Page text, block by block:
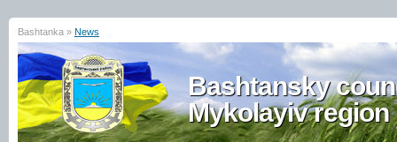
Bashtanka » News
Bashtansky
Mykolayiv region